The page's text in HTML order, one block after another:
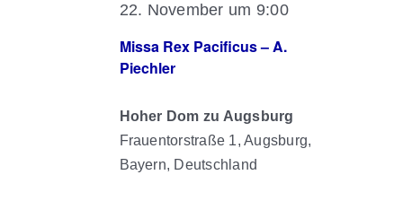
Missa Rex Pacificus – A.
Piechler
22. November um 9:00
Hoher Dom zu Augsburg
Frauentorstraße 1, Augsburg,
Bayern, Deutschland